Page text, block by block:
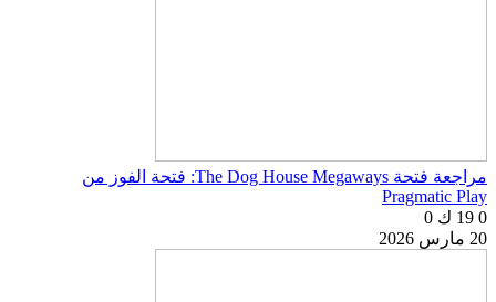
مراجعة فتحة The Dog House Megaways: فتحة الفوز من
Pragmatic Play
0 19 ك
0
20 مارس 2026